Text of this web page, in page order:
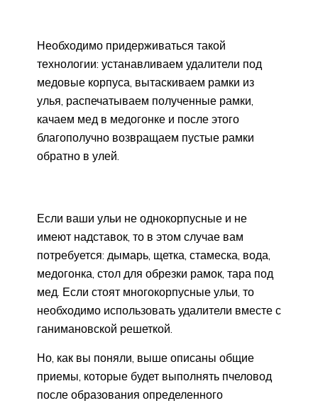
Необходимо придерживаться такой
технологии: устанавливаем удалители под
медовые корпуса, вытаскиваем рамки из
улья, распечатываем полученные рамки,
качаем мед в медогонке и после этого
благополучно возвращаем пустые рамки
обратно в улей.
Если ваши ульи не однокорпусные и не
имеют надставок, то в этом случае вам
потребуется: дымарь, щетка, стамеска, вода,
медогонка, стол для обрезки рамок, тара под
мед. Если стоят многокорпусные ульи, то
необходимо использовать удалители вместе с
ганимановской решеткой.
Но, как вы поняли, выше описаны общие
приемы, которые будет выполнять пчеловод
после образования определенного